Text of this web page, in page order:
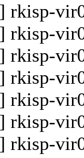
rkisp-
rkisp-
rkisp-
rkisp-
rkisp-
rkisp-
rkisp-